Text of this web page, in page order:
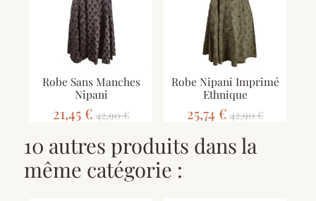
Robe Sans Manches
Nipani
21,45 € 42,90 €
Robe Nipani Imprimé
Ethnique
25,74 € 42,90 €
10 autres produits dans la
même catégorie :